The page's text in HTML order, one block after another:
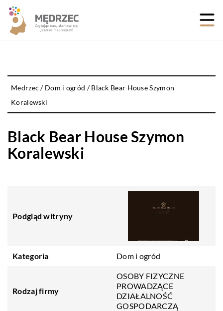
Medrzec / Dom i ogród /Black Bear House Szymon
Koralewski
Black Bear House Szymon
Koralewski
Podgląd witryny
Kategoria Dom i ogród
Rodzaj firmy
OSOBY FIZYCZNE
PROWADZĄCE
DZIAŁALNOŚĆ
GOSPODARCZĄ